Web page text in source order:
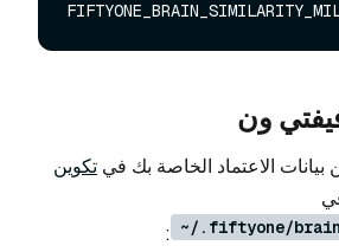
ون
بيانات الاعتماد الخاصة بك في تكوين
~/.fiftyone/
: